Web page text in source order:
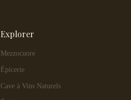
Explorer
Mezzocuore
Épicerie
Cave à Vins Naturels